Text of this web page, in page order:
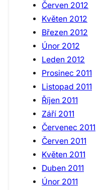
Červen 2012
Květen 2012
Březen 2012
Únor 2012
Leden 2012
Prosinec 2011
Listopad 2011
Říjen 2011
Září 2011
Červenec 2011
Červen 2011
Květen 2011
Duben 2011
Únor 2011